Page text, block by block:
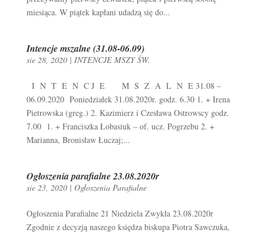
miesiąca. W piątek kapłani udadzą się do...
Intencje mszalne (31.08-06.09)
sie 28, 2020| INTENCJE MSZY ŚW.
I N T E N C J E M S Z A L N E 31.08 –
06.09.2020 Poniedziałek 31.08.2020r. godz. 6.30 1. + Irena
Pietrowska (greg.) 2. Kazimierz i Czesława Ostrowscy godz.
7.00 1. + Franciszka Łobasiuk – of. ucz. Pogrzebu 2. +
Marianna, Bronisław Łuczaj;...
Ogłoszenia parafialne 23.08.2020r
sie 23, 2020| Ogłoszenia Parafialne
Ogłoszenia Parafialne 21 Niedziela Zwykła 23.08.2020r
Zgodnie z decyzją naszego księdza biskupa Piotra Sawczuka,